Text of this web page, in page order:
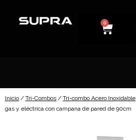
0
Inicio / Tri-Combos / Tri-combo Acero Inoxidable
gas y eléctrica con campana de pared de 90cm